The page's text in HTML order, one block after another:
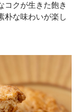
コクが生きた飽き
朴な味わいが楽し